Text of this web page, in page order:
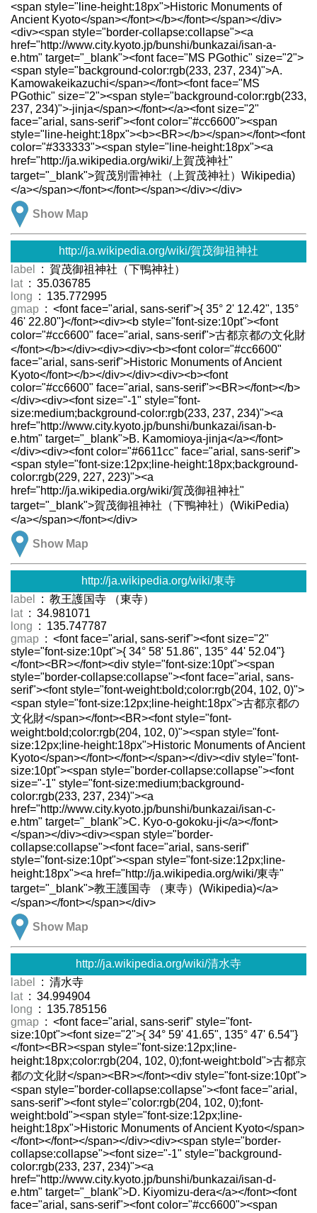
<span style="line-height:18px">Historic Monuments of
Ancient Kyoto</span></font></b></font></span></div>
<div><span style="border-collapse:collapse"><a
href="http://www.city.kyoto.jp/bunshi/bunkazai/isan-a-
e.htm" target="_blank"><font face="MS PGothic" size="2">
<span style="background-color:rgb(233, 237, 234)">A.
Kamowakeikazuchi</span></font><font face="MS
PGothic" size="2"><span style="background-color:rgb(233,
237, 234)">-jinja</span></font></a><font size="2"
face="arial, sans-serif"><font color="#cc6600"><span
style="line-height:18px"><b><BR></b></span></font><font
color="#333333"><span style="line-height:18px"><a
href="http://ja.wikipedia.org/wiki/上賀茂神社"
target="_blank">賀茂別雷神社（上賀茂神社）Wikipedia)
</a></span></font></font></span></div></div>
Show Map
http://ja.wikipedia.org/wiki/賀茂御祖神社
label
: 賀茂御祖神社（下鴨神社）
lat : 35.036785
long : 135.772995
gmap : <font face="arial, sans-serif">{ 35° 2' 12.42", 135°
46' 22.80"}</font><div><b style="font-size:10pt"><font
color="#cc6600" face="arial, sans-serif">古都京都の文化財
</font></b></div><div><div><b><font color="#cc6600"
face="arial, sans-serif">Historic Monuments of Ancient
Kyoto</font></b></div></div><div><b><font
color="#cc6600" face="arial, sans-serif"><BR></font></b>
</div><div><font size="-1" style="font-
size:medium;background-color:rgb(233, 237, 234)"><a
href="http://www.city.kyoto.jp/bunshi/bunkazai/isan-b-
e.htm" target="_blank">B. Kamomioya-jinja</a></font>
</div><div><font color="#6611cc" face="arial, sans-serif">
<span style="font-size:12px;line-height:18px;background-
color:rgb(229, 227, 223)"><a
href="http://ja.wikipedia.org/wiki/賀茂御祖神社"
target="_blank">賀茂御祖神社（下鴨神社）(WikiPedia)
</a></span></font></div>
Show Map
http://ja.wikipedia.org/wiki/東寺
label
: 教王護国寺 （東寺）
lat : 34.981071
long : 135.747787
gmap : <font face="arial, sans-serif"><font size="2"
style="font-size:10pt">{ 34° 58' 51.86", 135° 44' 52.04"}
</font><BR></font><div style="font-size:10pt"><span
style="border-collapse:collapse"><font face="arial, sans-
serif"><font style="font-weight:bold;color:rgb(204, 102, 0)">
<span style="font-size:12px;line-height:18px">古都京都の
文化財</span></font><BR><font style="font-
weight:bold;color:rgb(204, 102, 0)"><span style="font-
size:12px;line-height:18px">Historic Monuments of Ancient
Kyoto</span></font></font></span></div><div style="font-
size:10pt"><span style="border-collapse:collapse"><font
size="-1" style="font-size:medium;background-
color:rgb(233, 237, 234)"><a
href="http://www.city.kyoto.jp/bunshi/bunkazai/isan-c-
e.htm" target="_blank">C. Kyo-o-gokoku-ji</a></font>
</span></div><div><span style="border-
collapse:collapse"><font face="arial, sans-serif"
style="font-size:10pt"><span style="font-size:12px;line-
height:18px"><a href="http://ja.wikipedia.org/wiki/東寺"
target="_blank">教王護国寺 （東寺）(Wikipedia)</a>
</span></font></span></div>
Show Map
http://ja.wikipedia.org/wiki/清水寺
label
: 清水寺
lat : 34.994904
long : 135.785156
gmap : <font face="arial, sans-serif" style="font-
size:10pt"><font size="2">{ 34° 59' 41.65", 135° 47' 6.54"}
</font><BR><span style="font-size:12px;line-
height:18px;color:rgb(204, 102, 0);font-weight:bold">古都京
都の文化財</span><BR></font><div style="font-size:10pt">
<span style="border-collapse:collapse"><font face="arial,
sans-serif"><font style="color:rgb(204, 102, 0);font-
weight:bold"><span style="font-size:12px;line-
height:18px">Historic Monuments of Ancient Kyoto</span>
</font></font></span></div><div><span style="border-
collapse:collapse"><font size="-1" style="background-
color:rgb(233, 237, 234)"><a
href="http://www.city.kyoto.jp/bunshi/bunkazai/isan-d-
e.htm" target="_blank">D. Kiyomizu-dera</a></font><font
face="arial, sans-serif"><font color="#cc6600"><span